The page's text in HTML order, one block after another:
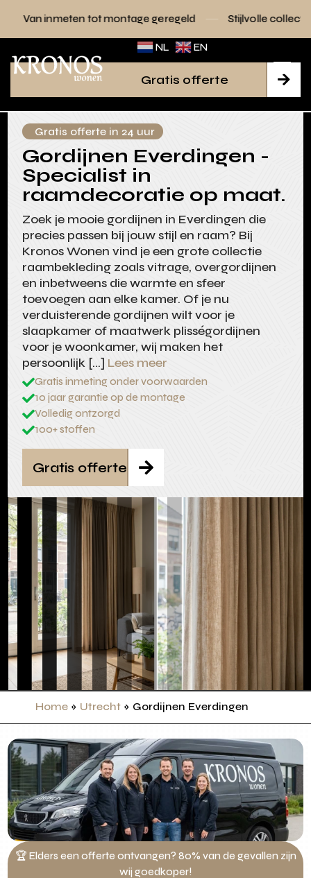
tot montage geregeld Stijlvolle collecties voor elk
NL EN

Gratis offerte
Gratis offerte in 24 uur
Gordijnen Everdingen -
Specialist in
raamdecoratie op maat.
Zoek je mooie gordijnen in Everdingen die
precies passen bij jouw stijl en raam? Bij
Kronos Wonen vind je een grote collectie
raambekleding zoals vitrage, overgordijnen
en inbetweens die warmte en sfeer
toevoegen aan elke kamer. Of je nu
verduisterende gordijnen wilt voor je
slaapkamer of maatwerk plisségordijnen
voor je woonkamer, wij maken het
persoonlijk […] Lees meer
Gratis inmeting onder voorwaarden
10 jaar garantie op de montage
Volledig ontzorgd
100+ stoffen

Gratis offerte
Home» Utrecht» Gordijnen Everdingen
🏆 Elders een offerte ontvangen? 80% van de gevallen zijn
wij goedkoper!